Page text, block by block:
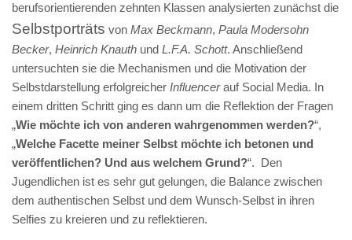
berufsorientierenden zehnten Klassen analysierten zunächst die
Selbstporträts von Max Beckmann, Paula Modersohn
Becker, Heinrich Knauth und L.F.A. Schott. Anschließend
untersuchten sie die Mechanismen und die Motivation der
Selbstdarstellung erfolgreicher Influencerauf Social Media. In
einem dritten Schritt ging es dann um die Reflektion der Fragen
„Wie möchte ich von anderen wahrgenommen werden?“,
„Welche Facette meiner Selbst möchte ich betonen und
veröffentlichen? Und aus welchem Grund?“. Den
Jugendlichen ist es sehr gut gelungen, die Balance zwischen
dem authentischen Selbst und dem Wunsch-Selbst in ihren
Selfies zu kreieren und zu reflektieren.